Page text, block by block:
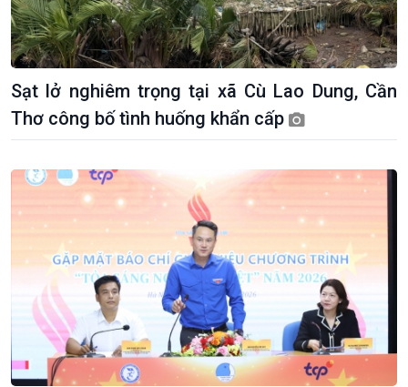
Sạt lở nghiêm trọng tại xã Cù Lao Dung, Cần
Thơ công bố tình huống khẩn cấp